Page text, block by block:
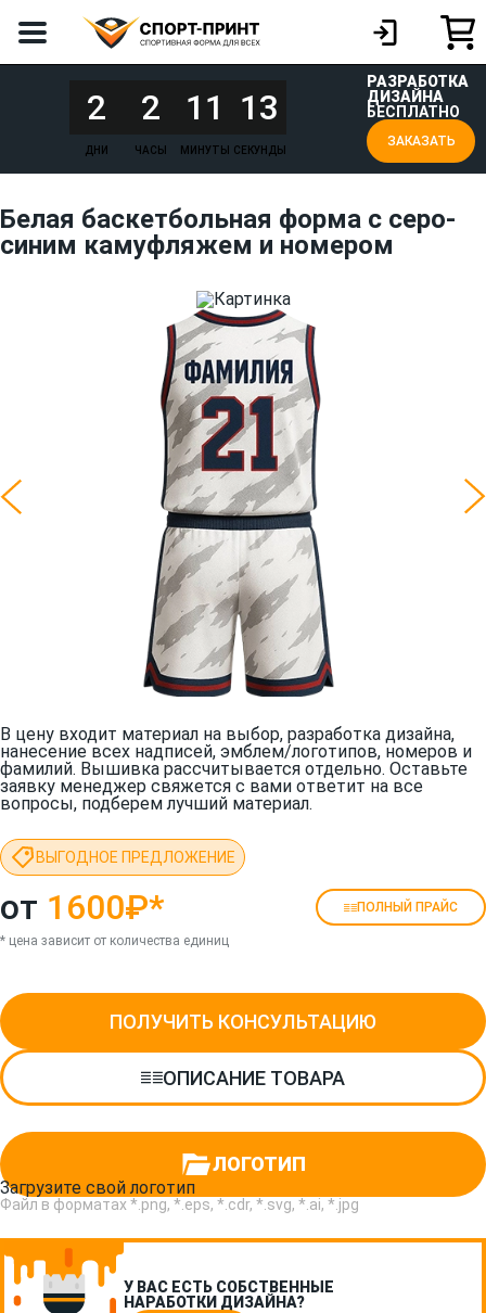
2
ДНИ
2
ЧАСЫ
11
МИНУТЫ
13
СЕКУНДЫ
РАЗРАБОТКА
ДИЗАЙНА
БЕСПЛАТНО
ЗАКАЗАТЬ
Белая баскетбольная форма с серо-
синим камуфляжем и номером
В цену входит материал на выбор, разработка дизайна,
нанесение всех надписей, эмблем/логотипов, номеров и
фамилий. Вышивка рассчитывается отдельно. Оставьте
заявку менеджер свяжется с вами ответит на все
вопросы, подберем лучший материал.
ВЫГОДНОЕ ПРЕДЛОЖЕНИЕ
от 1600₽* ПОЛНЫЙ ПРАЙС
* цена зависит от количества единиц
ПОЛУЧИТЬ КОНСУЛЬТАЦИЮ
ОПИСАНИЕ ТОВАРА
ЛОГОТИП
Загрузите свой логотип
Файл в форматах *.png, *.eps, *.cdr, *.svg, *.ai, *.jpg
У ВАС ЕСТЬ СОБСТВЕННЫЕ
НАРАБОТКИ ДИЗАЙНА?